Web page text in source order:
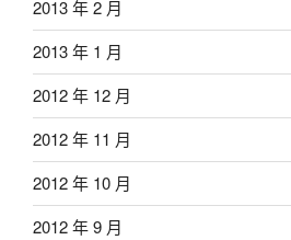
2013 年 2 月
2013 年 1 月
2012 年 12 月
2012 年 11 月
2012 年 10 月
2012 年 9 月